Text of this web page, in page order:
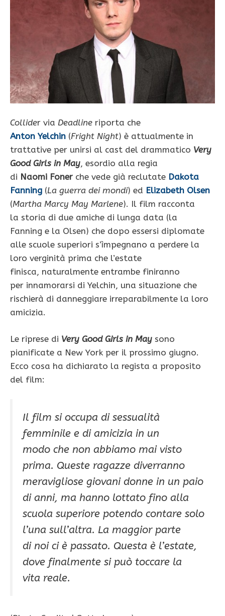
Collider via Deadline riporta che
Anton Yelchin (Fright Night) è attualmente in
trattative per unirsi al cast del drammatico Very
Good Girls in May, esordio alla regia
di Naomi Foner che vede già reclutate Dakota
Fanning (La guerra dei mondi) ed Elizabeth Olsen
(Martha Marcy May Marlene). Il film racconta
la storia di due amiche di lunga data (la
Fanning e la Olsen) che dopo essersi diplomate
alle scuole superiori s’ìmpegnano a perdere la
loro verginità prima che l’estate
finisca, naturalmente entrambe finiranno
per innamorarsi di Yelchin, una situazione che
rischierà di danneggiare irreparabilmente la loro
amicizia.
Le riprese di Very Good Girls in May sono
pianificate a New York per il prossimo giugno.
Ecco cosa ha dichiarato la regista a proposito
del film:
Il film si occupa di sessualità
femminile e di amicizia in un
modo che non abbiamo mai visto
prima. Queste ragazze diverranno
meravigliose giovani donne in un paio
di anni, ma hanno lottato fino alla
scuola superiore potendo contare solo
l’una sull’altra. La maggior parte
di noi ci è passato. Questa è l’estate,
dove finalmente si può toccare la
vita reale.